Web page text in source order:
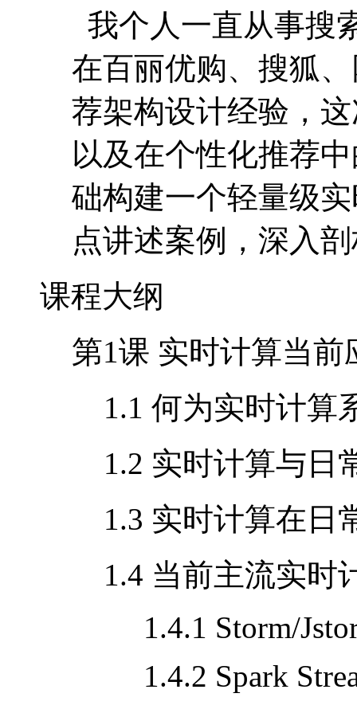
我个人一直从事搜
在百丽优购、搜狐
荐架构设计经验，
以及在个性化推荐
础构建一个轻量级
点讲述案例，深入
课程大纲
第1课 实时计算当前
1.1 何为实时计算
1.2 实时计算与日
1.3 实时计算在日
1.4 当前主流实时
1.4.1 Storm/
1.4.2 Spark